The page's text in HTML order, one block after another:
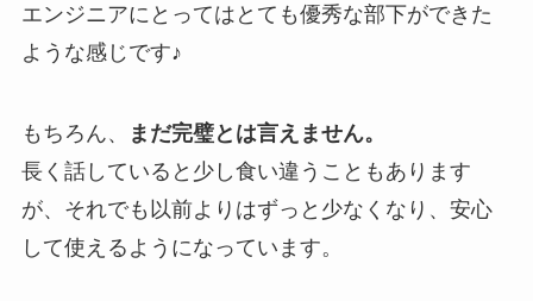
エンジニアにとってはとても優秀な部下ができた
ような感じです♪
もちろん、
まだ完璧とは言えません。
長く話していると少し食い違うこともあります
が、それでも以前よりはずっと少なくなり、安心
して使えるようになっています。